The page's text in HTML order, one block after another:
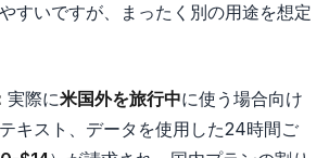
すいですが、まったく別の用途を想定
実際に米国外を旅行中に使う場合向け
キスト、データを使用した24時間ご